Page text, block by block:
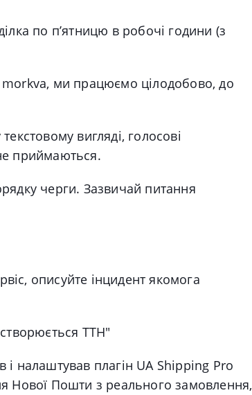
по пʼятницю в робочі години (з
ми працюємо цілодобово, до
вигляді, голосові
приймаються.
черги. Зазвичай питання
описуйте інцидент якомога
ТТН"
налаштував плагін UA Shipping Pro
Нової Пошти з реального замовлення,